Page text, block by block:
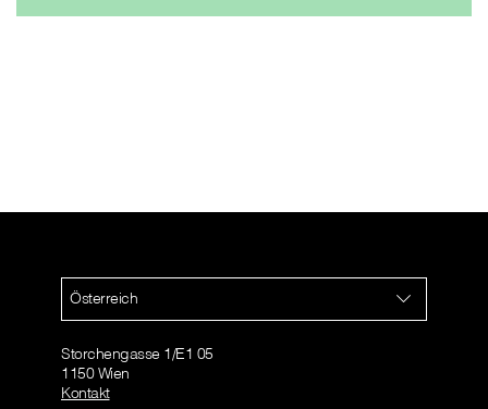
Österreich
Storchengasse 1/E1 05
1150 Wien
Kontakt